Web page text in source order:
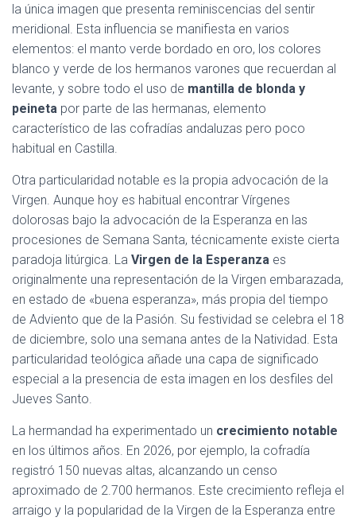
la única imagen que presenta reminiscencias del sentir
meridional. Esta influencia se manifiesta en varios
elementos: el manto verde bordado en oro, los colores
blanco y verde de los hermanos varones que recuerdan al
levante, y sobre todo el uso de mantilla de blonda y
peineta por parte de las hermanas, elemento
característico de las cofradías andaluzas pero poco
habitual en Castilla.
Otra particularidad notable es la propia advocación de la
Virgen. Aunque hoy es habitual encontrar Vírgenes
dolorosas bajo la advocación de la Esperanza en las
procesiones de Semana Santa, técnicamente existe cierta
paradoja litúrgica. La Virgen de la Esperanza es
originalmente una representación de la Virgen embarazada,
en estado de «buena esperanza», más propia del tiempo
de Adviento que de la Pasión. Su festividad se celebra el 18
de diciembre, solo una semana antes de la Natividad. Esta
particularidad teológica añade una capa de significado
especial a la presencia de esta imagen en los desfiles del
Jueves Santo.
La hermandad ha experimentado un crecimiento notable
en los últimos años. En 2026, por ejemplo, la cofradía
registró 150 nuevas altas, alcanzando un censo
aproximado de 2.700 hermanos. Este crecimiento refleja el
arraigo y la popularidad de la Virgen de la Esperanza entre